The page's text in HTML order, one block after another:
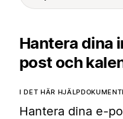
Hantera dina
post och
I DET HÄR
Hantera dina e-